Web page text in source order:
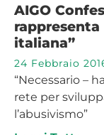
AIGO
italiana”
24 Febbraio
“Necessario –
rete per
l’abusivismo”